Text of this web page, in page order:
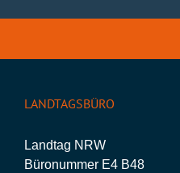
LANDTAGSBÜRO
Landtag NRW
Büronummer E4 B48